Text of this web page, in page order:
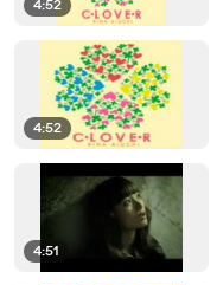
4:52
4:52
4:51